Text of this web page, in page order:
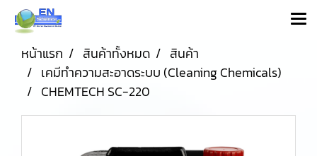
หน้าแรก สินค้าทั้งหมด
สินค้า
เคมีทำความสะอาดระบบ (Cleaning Chemicals)
CHEMTECH SC-220